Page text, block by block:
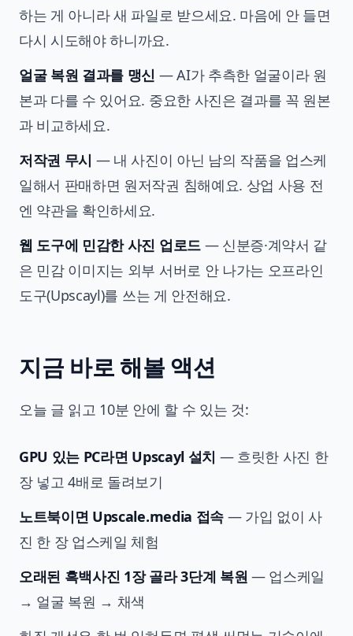
하는 게 아니라 새 파일로 받으세요. 마음에 안 들면
다시 시도해야 하니까요.
얼굴 복원 결과를 맹신 — AI가 추측한 얼굴이라 원
본과 다를 수 있어요. 중요한 사진은 결과를 꼭 원본
과 비교하세요.
저작권 무시 — 내 사진이 아닌 남의 작품을 업스케
일해서 판매하면 원저작권 침해예요. 상업 사용 전
엔 약관을 확인하세요.
웹 도구에 민감한 사진 업로드— 신분증·계약서 같
은 민감 이미지는 외부 서버로 안 나가는 오프라인
도구(Upscayl)를 쓰는 게 안전해요.
지금 바로 해볼 액션
오늘 글 읽고 10분 안에 할 수 있는 것:
GPU 있는 PC라면 Upscayl 설치 — 흐릿한 사진 한
장 넣고 4배로 돌려보기
노트북이면 Upscale.media 접속— 가입 없이 사
진 한 장 업스케일 체험
오래된 흑백사진 1장 골라 3단계 복원 — 업스케일
→ 얼굴 복원 → 채색